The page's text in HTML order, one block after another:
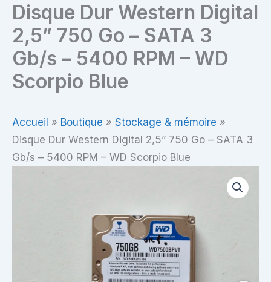
Disque Dur Western Digital
2,5” 750 Go – SATA 3
Gb/s – 5400 RPM – WD
Scorpio Blue
Accueil » Boutique » Stockage & mémoire »
Disque Dur Western Digital 2,5” 750 Go – SATA 3
Gb/s – 5400 RPM – WD Scorpio Blue